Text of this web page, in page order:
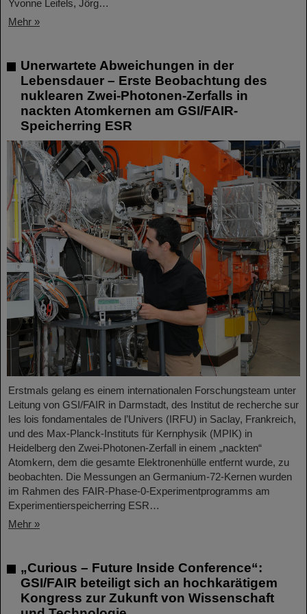
Yvonne Leifels, Jörg…
Mehr »
Unerwartete Abweichungen in der
Lebensdauer – Erste Beobachtung des
nuklearen Zwei-Photonen-Zerfalls in
nackten Atomkernen am GSI/FAIR-
Speicherring ESR
Erstmals gelang es einem internationalen Forschungsteam unter
Leitung von GSI/FAIR in Darmstadt, des Institut de recherche sur
les lois fondamentales de l’Univers (IRFU) in Saclay, Frankreich,
und des Max-Planck-Instituts für Kernphysik (MPIK) in
Heidelberg den Zwei-Photonen-Zerfall in einem „nackten“
Atomkern, dem die gesamte Elektronenhülle entfernt wurde, zu
beobachten. Die Messungen an Germanium-72-Kernen wurden
im Rahmen des FAIR-Phase-0-Experimentprogramms am
Experimentierspeicherring ESR…
Mehr »
„Curious – Future Inside Conference“:
GSI/FAIR beteiligt sich an hochkarätigem
Kongress zur Zukunft von Wissenschaft